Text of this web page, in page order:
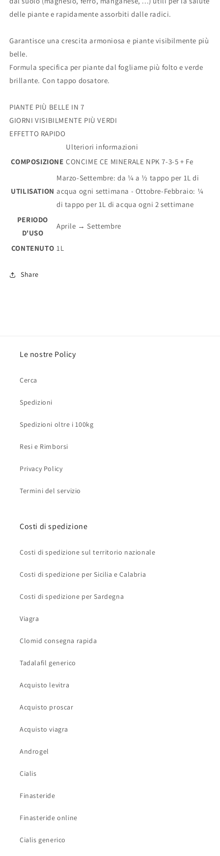
delle piante e rapidamente assorbiti dalle radici.
Garantisce una crescita armoniosa e piante visibilmente più
belle.
Formula specifica per piante dal fogliame più folto e verde
brillante. Con tappo dosatore.
PIANTE PIÙ BELLE IN 7
GIORNI VISIBILMENTE PIÙ VERDI
EFFETTO RAPIDO
Ulteriori informazioni
COMPOSIZIONE CONCIME CE MINERALE NPK 7-3-5 + Fe
UTILISATION
Marzo-Settembre: da ¼ a ½ tappo per 1L di
acqua ogni settimana - Ottobre-Febbraio: ¼
di tappo per 1L di acqua ogni 2 settimane
PERIODO
D'USO
Aprile → Settembre
CONTENUTO 1L
Share
Le nostre Policy
Cerca
Spedizioni
Spedizioni oltre i 100kg
Resi e Rimborsi
Privacy Policy
Termini del servizio
Costi di spedizione
Costi di spedizione sul territorio nazionale
Costi di spedizione per Sicilia e Calabria
Costi di spedizione per Sardegna
Viagra
Clomid consegna rapida
Tadalafil generico
Acquisto levitra
Acquisto proscar
Acquisto viagra
Androgel
Cialis
Finasteride
Finasteride online
Cialis generico